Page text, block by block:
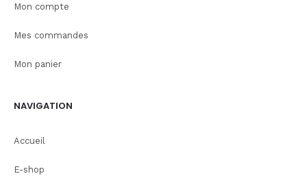
Mon compte
Mes commandes
Mon panier
NAVIGATION
Accueil
E-shop